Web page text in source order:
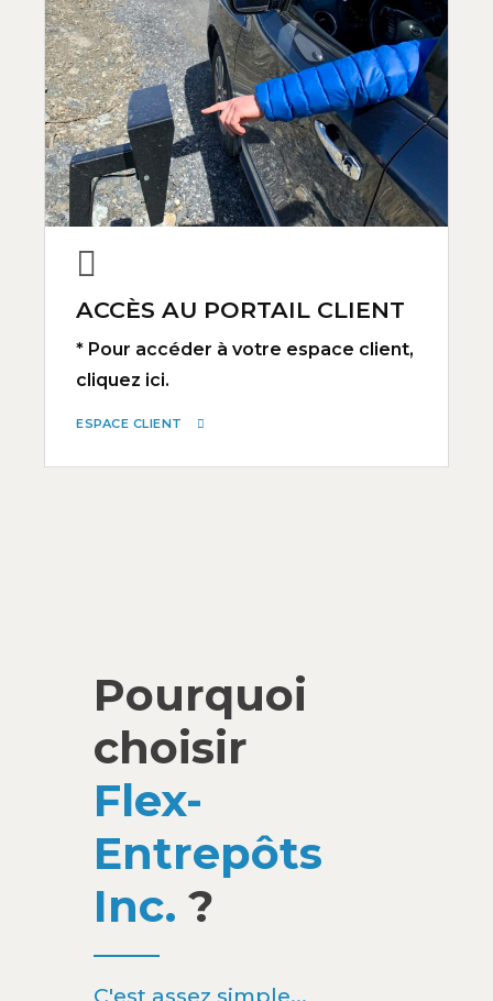
ACCÈS AU PORTAIL CLIENT
* Pour accéder à votre espace client,
cliquez ici.
ESPACE CLIENT
Pourquoi
choisir
Flex-
Entrepôts
Inc. ?
C'est assez simple...